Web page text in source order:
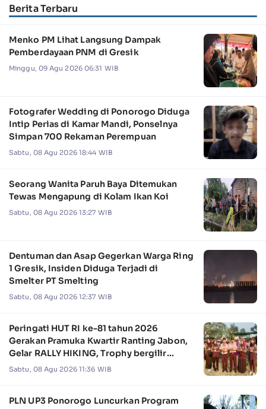
Berita Terbaru
Menko PM Lihat Langsung Dampak
Pemberdayaan PNM di Gresik
Minggu, 09 Agu 2026 06:31 WIB
Fotografer Wedding di Ponorogo Diduga
Intip Perias di Kamar Mandi, Ponselnya
Simpan 700 Rekaman Perempuan
Sabtu, 08 Agu 2026 18:44 WIB
Seorang Wanita Paruh Baya Ditemukan
Tewas Mengapung di Kolam Ikan Koi
Sabtu, 08 Agu 2026 13:27 WIB
Dentuman dan Asap Gegerkan Warga Ring
1 Gresik, Insiden Diduga Terjadi di
Smelter PT Smelting
Sabtu, 08 Agu 2026 12:37 WIB
Peringati HUT RI ke-81 tahun 2026
Gerakan Pramuka Kwartir Ranting Jabon,
Gelar RALLY HIKING, Trophy bergilir
Camat Jabon
Sabtu, 08 Agu 2026 11:36 WIB
PLN UP3 Ponorogo Luncurkan Program